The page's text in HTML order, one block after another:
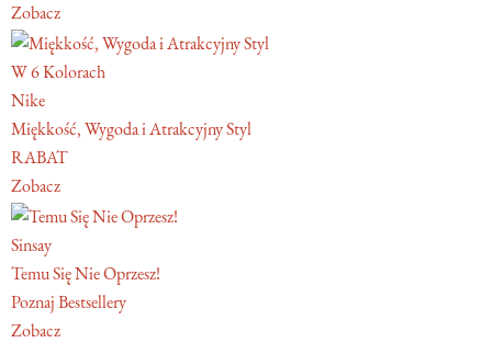
Zobacz
W 6 Kolorach
Nike
Miękkość, Wygoda i Atrakcyjny Styl
RABAT
Zobacz
Sinsay
Temu Się Nie Oprzesz!
Poznaj Bestsellery
Zobacz